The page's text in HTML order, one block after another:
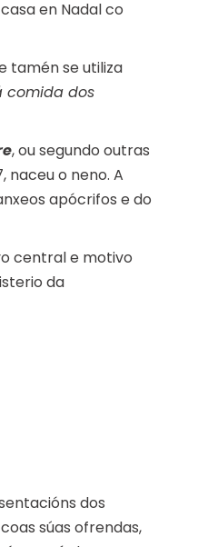
en Nadal co
tamén se utiliza
comida dos
, ou segundo outras
naceu o neno. A
apócrifos e do
central e motivo
da
dos
súas ofrendas,